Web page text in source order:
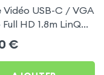
Vidéo USB-C / VGA
Full HD 1.8m LinQ
MatePad T
€